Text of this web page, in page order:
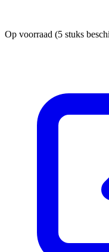
Op voorraad (5 stuks